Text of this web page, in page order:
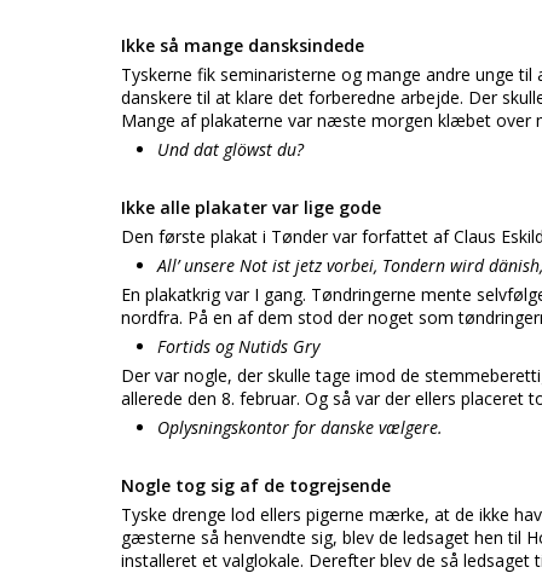
Ikke så mange dansksindede
Tyskerne fik seminaristerne og mange andre unge
danskere til at klare det forberedne arbejde. Der
Mange af plakaterne var næste morgen klæbet over
Und dat glöwst du?
Ikke alle plakater var lige gode
Den første plakat i Tønder var forfattet af Claus
All’ unsere Not ist jetz vorbei, Tondern wird
En plakatkrig var I gang. Tøndringerne mente
nordfra. På en af dem stod der noget som
Fortids og Nutids Gry
Der var nogle, der skulle tage imod de
allerede den 8. februar. Og så var der ellers
Oplysningskontor for danske vælgere.
Nogle tog sig af de togrejsende
Tyske drenge lod ellers pigerne mærke, at de ikke
gæsterne så henvendte sig, blev de ledsaget hen til
installeret et valglokale. Derefter blev de så ledsaget